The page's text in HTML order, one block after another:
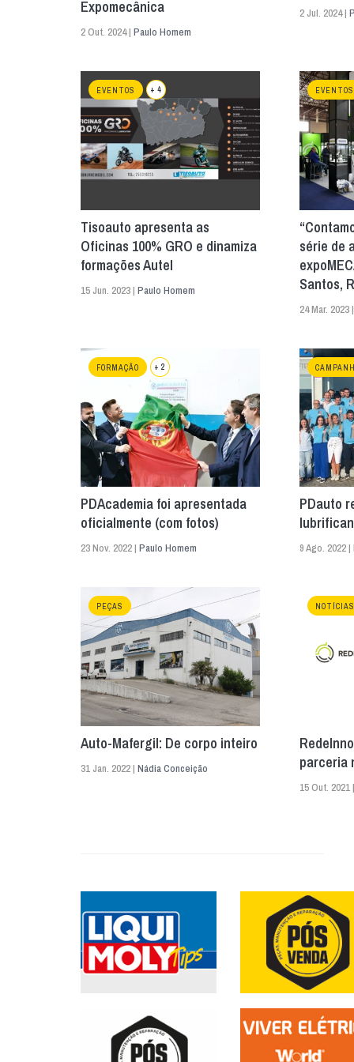
Expomecânica
2 Out. 2024 | Paulo Homem
2 Jul. 2024 |
EVENTOS + 4
Tisoauto apresenta as
Oficinas 100% GRO e dinamiza
formações Autel
15 Jun. 2023 | Paulo Homem
EVENTOS
série de
Santos,
24 Mar. 2023
FORMAÇÃO + 2
PDAcademia foi apresentada
oficialmente (com fotos)
23 Nov. 2022 | Paulo Homem
PDauto
9 Ago. 2022 |
PEÇAS
Auto-Mafergil: De corpo inteiro
31 Jan. 2022 | Nádia Conceição
NOTÍCIAS
parceria
15 Out.